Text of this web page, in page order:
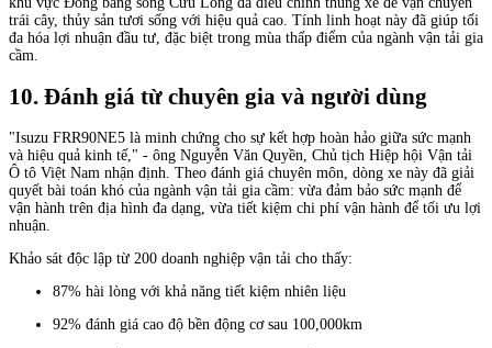
trái cây, thủy sản tươi sống với hiệu quả cao. Tính linh hoạt này đã giúp tối
đa hóa lợi nhuận đầu tư, đặc biệt trong mùa thấp điểm của ngành vận tải gia
cầm.
10. Đánh giá từ chuyên gia và người dùng
"Isuzu FRR90NE5 là minh chứng cho sự kết hợp hoàn hảo giữa sức mạnh
và hiệu quả kinh tế," - ông Nguyễn Văn Quyền, Chủ tịch Hiệp hội Vận tải
Ô tô Việt Nam nhận định. Theo đánh giá chuyên môn, dòng xe này đã giải
quyết bài toán khó của ngành vận tải gia cầm: vừa đảm bảo sức mạnh để
vận hành trên địa hình đa dạng, vừa tiết kiệm chi phí vận hành để tối ưu lợi
nhuận.
Khảo sát độc lập từ 200 doanh nghiệp vận tải cho thấy:
87% hài lòng với khả năng tiết kiệm nhiên liệu
92% đánh giá cao độ bền động cơ sau 100,000km